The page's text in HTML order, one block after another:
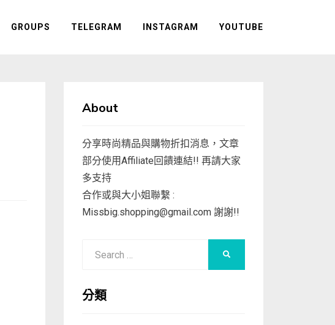
GROUPS TELEGRAM INSTAGRAM YOUTUBE
About
分享時尚精品與購物折扣消息，文章
部分使用Affiliate回饋連結!! 再請大家
多支持
合作或與大小姐聯繫 :
Missbig.shopping@gmail.com謝謝!!
分類